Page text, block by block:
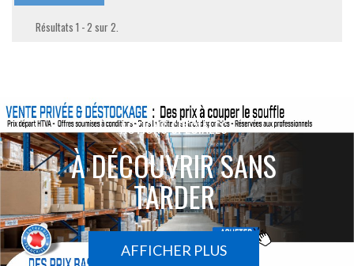
Résultats 1 - 2 sur 2.
ACTIONS SPÉCIALES
À DÉCOUVRIR SANS
TARDER
AFFICHER PLUS